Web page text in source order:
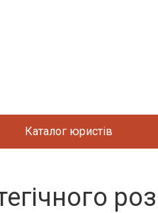
Каталог юристів